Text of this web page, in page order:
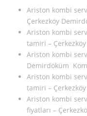
Ariston kombi
Çerkezköy
Ariston kombi
tamiri –
Ariston kombi
Demirdöküm
Ariston kombi
tamiri –
Ariston kombi
fiyatları –